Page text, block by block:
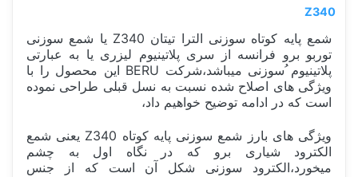
Z340
شمع پایه کوتاه سوزنی الترا تیتان Z340 یا شمع سوزنی
توربو برو فرانسه از سری پلاتینیوم لیزری یا به عبارتی
پلاتینیوم ُسوزنی میباشد،شرکت BERU این محصول را با
ویژگی های اصلاح شده نسبت به نسل قبلی طراحی نموده
است که در ادامه توضیح خواهیم داد،
ویژگی های بارز شمع سوزنی پایه کوتاه Z340 یعنی شمع
الکترود شیاری برو که در نگاه اول به چشم
میخورد،الکترود سوزنی شکل آن است که از جنس